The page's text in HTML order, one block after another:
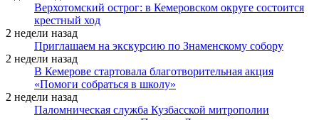
Верхотомский острог: в Кемеровском округе состоится
крестный ход
2 недели назад
Приглашаем на экскурсию по Знаменскому собору
2 недели назад
В Кемерове стартовала благотворительная акция
«Помоги собраться в школу»
2 недели назад
Паломническая служба Кузбасской митрополии